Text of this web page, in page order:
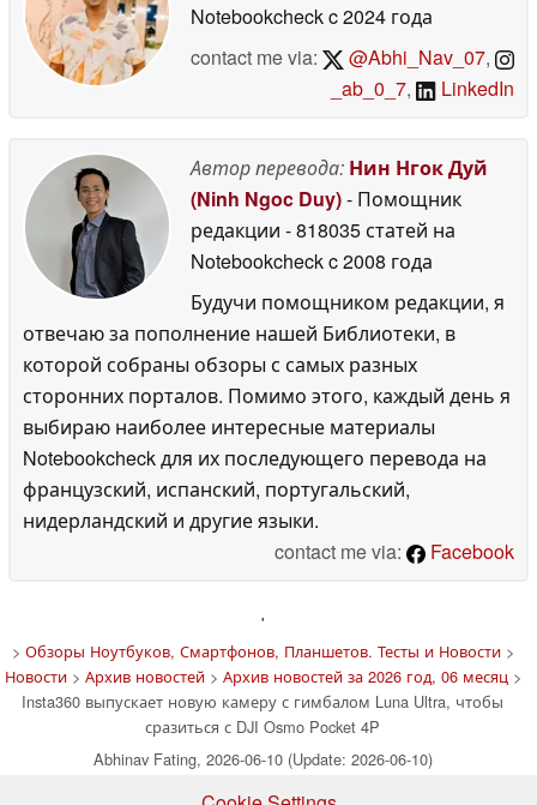
Notebookcheckc 2024 года
contact me via:
@Abhi_Nav_07,
_ab_0_7, LinkedIn
Автор перевода: Нин Нгок Дуй
(Ninh Ngoc Duy)- Помощник
редакции - 818035 статей на
Notebookcheckc 2008 года
Будучи помощником редакции, я
отвечаю за пополнение нашей Библиотеки, в
которой собраны обзоры с самых разных
сторонних порталов. Помимо этого, каждый день я
выбираю наиболее интересные материалы
Notebookcheck для их последующего перевода на
французский, испанский, португальский,
нидерландский и другие языки.
contact me via:
Facebook
'
> Обзоры Ноутбуков, Смартфонов, Планшетов. Тесты и Новости>
Новости> Архив новостей> Архив новостей за 2026 год, 06 месяц >
Insta360 выпускает новую камеру с гимбалом Luna Ultra, чтобы
сразиться с DJI Osmo Pocket 4P
Abhinav Fating, 2026-06-10 (Update: 2026-06-10)